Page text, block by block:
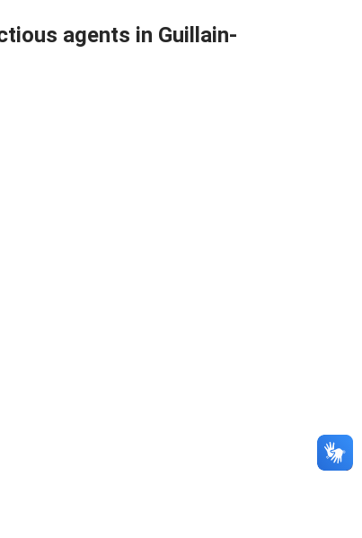
agents in Guillain-